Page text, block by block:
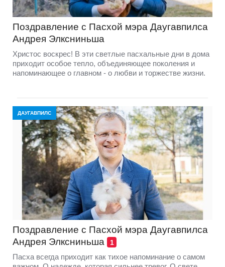
Поздравление с Пасхой мэра Даугавпилса
Андрея Элксниньша
Христос воскрес! В эти светлые пасхальные дни в дома
приходит особое тепло, объединяющее поколения и
напоминающее о главном - о любви и торжестве жизни.
ДАУГАВПИЛС
Поздравление с Пасхой мэра Даугавпилса
Андрея Элксниньша
1
Пасха всегда приходит как тихое напоминание о самом